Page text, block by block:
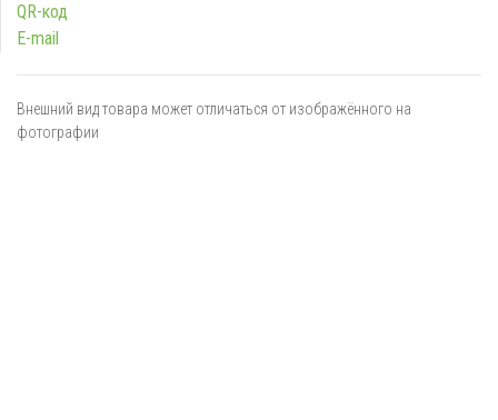
QR-код
E-mail
Внешний вид товара может отличаться от изображённого на
фотографии